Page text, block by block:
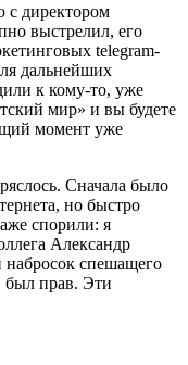
с директором
выстрелил, его
telegram-
дальнейших
к кому-то, уже
мир» и вы будете
момент уже
Сначала было
но быстро
спорили: я
Александр
спешащего
был прав. Эти